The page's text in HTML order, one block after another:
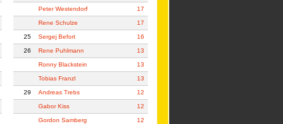
Peter Westendorf 17
Rene Schulze 17
25 Sergej Befort 16
26 Rene Puhlmann 13
Ronny Blackstein 13
Tobias Franzl 13
29 Andreas Trebs 12
Gabor Kiss 12
Gordon Samberg 12